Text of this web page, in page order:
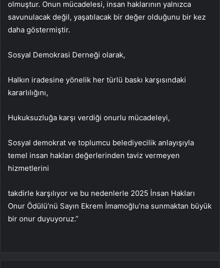
olmuştur. Onun mücadelesi, insan haklarının yalnızca
savunulacak değil, yaşatılacak bir değer olduğunu bir kez
daha göstermiştir.
Sosyal Demokrasi Derneği olarak,
Halkın iradesine yönelik her türlü baskı karşısındaki
kararlılığını,
Hukuksuzluğa karşı verdiği onurlu mücadeleyi,
Sosyal demokrat ve toplumcu belediyecilik anlayışıyla
temel insan hakları değerlerinden taviz vermeyen
hizmetlerini
takdirle karşılıyor ve bu nedenlerle 2025 İnsan Hakları
Onur Ödülü’nü Sayın Ekrem İmamoğlu’na sunmaktan büyük
bir onur duyuyoruz.”